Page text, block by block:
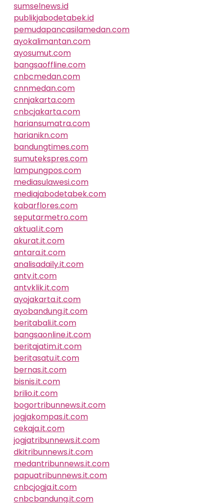
sumselnews.id
publikjabodetabek.id
pemudapancasilamedan.com
ayokalimantan.com
ayosumut.com
bangsaoffline.com
cnbcmedan.com
cnnmedan.com
cnnjakarta.com
cnbcjakarta.com
hariansumatra.com
harianikn.com
bandungtimes.com
sumutekspres.com
lampungpos.com
mediasulawesi.com
mediajabodetabek.com
kabarflores.com
seputarmetro.com
aktual.it.com
akurat.it.com
antara.it.com
analisadaily.it.com
antv.it.com
antvklik.it.com
ayojakarta.it.com
ayobandung.it.com
beritabali.it.com
bangsaonline.it.com
beritajatim.it.com
beritasatu.it.com
bernas.it.com
bisnis.it.com
brilio.it.com
bogortribunnews.it.com
jogjakompas.it.com
cekaja.it.com
jogjatribunnews.it.com
dkitribunnews.it.com
medantribunnews.it.com
papuatribunnews.it.com
cnbcjogja.it.com
cnbcbandung.it.com